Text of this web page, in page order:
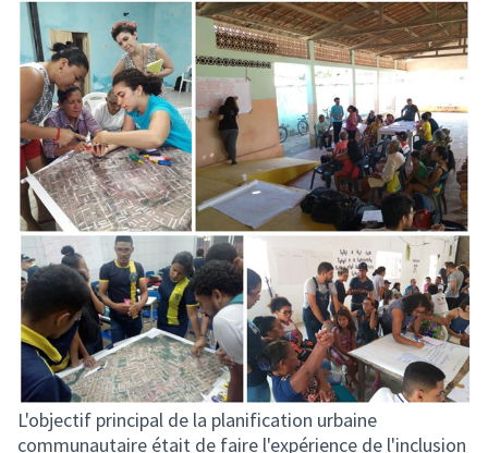
L'objectif principal de la planification urbaine
communautaire était de faire l'expérience de l'inclusion